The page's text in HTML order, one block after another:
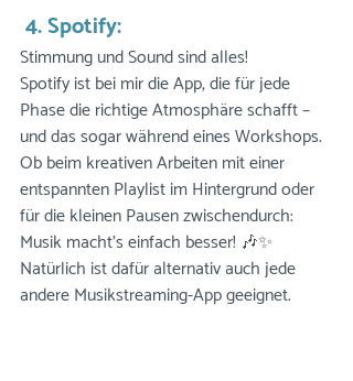
4. Spotify:
Stimmung und Sound sind alles!
Spotify ist bei mir die App, die für jede
Phase die richtige Atmosphäre schafft –
und das sogar während eines Workshops.
Ob beim kreativen Arbeiten mit einer
entspannten Playlist im Hintergrund oder
für die kleinen Pausen zwischendurch:
Musik macht’s einfach besser! 🎶✨
Natürlich ist dafür alternativ auch jede
andere Musikstreaming-App geeignet.